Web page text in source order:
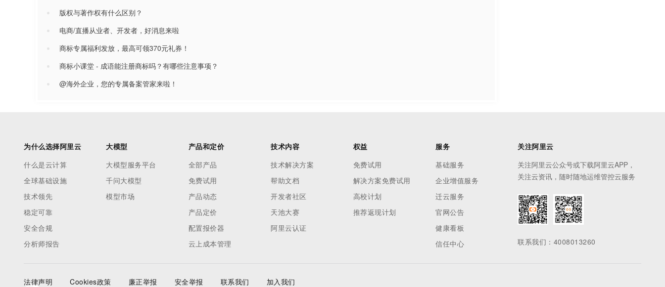
版权与著作权有什么区别？
电商/直播从业者、开发者，好消息来啦
商标专属福利发放，最高可领370元礼券！
商标小课堂 - 成语能注册商标吗？有哪些注意事项？
@海外企业，您的专属备案管家来啦！